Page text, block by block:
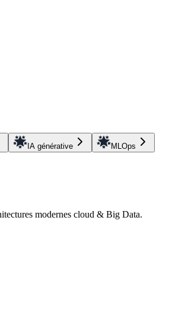
IA générative MLOps
modernes cloud & Big Data.